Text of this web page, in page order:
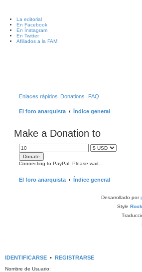
La editorial
En Facebook
En Ínstagram
En Twitter
Afiliados a la FAM
Enlaces rápidos Donations FAQ
El foro anarquista Índice general
Make a Donation to
Connecting to PayPal. Please wait…
El foro anarquista Índice general
Desarrollado por
Style
IDENTIFICARSE • REGISTRARSE
Nombre de Usuario: